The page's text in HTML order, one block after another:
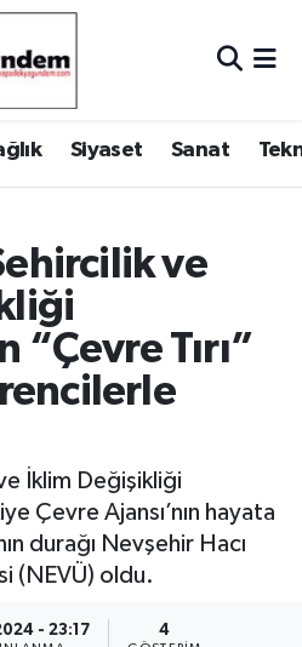
Siyaset Sanat
ve
“Çevre Tırı”
İklim Değişikliği
Çevre Ajansı’nın hayata
durağı Nevşehir Hacı
(NEVÜ) oldu.
- 23:17 4
ve Fikstür